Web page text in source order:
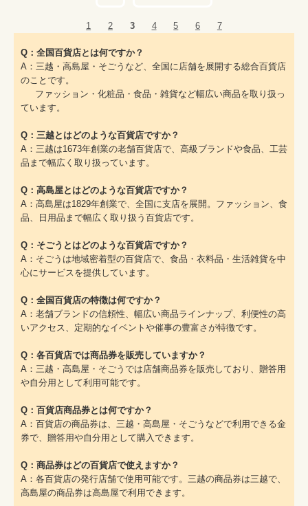
1 2 3 4 5 6 7
Q：全国百貨店とは何ですか？
A：三越・高島屋・そごうなど、全国に店舗を展開する総合百貨店
のことです。
ファッション・化粧品・食品・雑貨など幅広い商品を取り扱っ
ています。
Q：三越とはどのような百貨店ですか？
A：三越は1673年創業の老舗百貨店で、高級ブランドや食品、工芸
品まで幅広く取り扱っています。
Q：高島屋とはどのような百貨店ですか？
A：高島屋は1829年創業で、全国に支店を展開。ファッション、食
品、日用品まで幅広く取り扱う百貨店です。
Q：そごうとはどのような百貨店ですか？
A：そごうは地域密着型の百貨店で、食品・衣料品・生活雑貨を中
心にサービスを提供しています。
Q：全国百貨店の特徴は何ですか？
A：老舗ブランドの信頼性、幅広い商品ラインナップ、利便性の高
いアクセス、定期的なイベントや催事の豊富さが特徴です。
Q：各百貨店では商品券を販売していますか？
A：三越・高島屋・そごうでは店舗商品券を販売しており、贈答用
や自分用として利用可能です。
Q：百貨店商品券とは何ですか？
A：百貨店の商品券は、三越・高島屋・そごうなどで利用できる金
券で、贈答用や自分用として購入できます。
Q：商品券はどの百貨店で使えますか？
A：各百貨店の発行店舗で使用可能です。三越の商品券は三越で、
高島屋の商品券は高島屋で利用できます。